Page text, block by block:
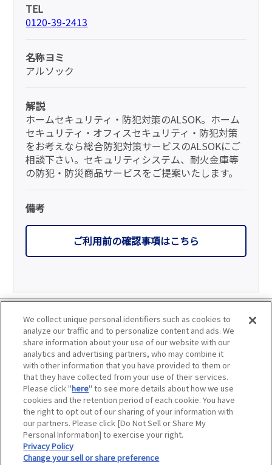
TEL
0120-39-2413
名称ヨミ
アルソック
解説
ホームセキュリティ・防犯対策のALSOK。ホーム
セキュリティ・オフィスセキュリティ・防犯対策
をお考えなら総合防犯対策サービスのALSOKにご
相談下さい。セキュリティシステム、耐火金庫等
の防犯・防災商品サービスをご提案いたします。
備考
ご利用前の確認事項はこちら
個人情報の取り扱いについて
会員優待サービスの提携をご検討の方へ
JAFホームページ
©
We collect unique personal identifiers such as cookies to
analyze our traffic and to personalize content and ads. We
share information about your use of our website with our
analytics and advertising partners, who may combine it
with other information that you have provided to them or
that they have collected from your use of their services.
Please click "here" to see more details about how we use
cookies and the retention period of each cookie. You have
the right to opt out of our sharing of your information with
our partners. Please click [Do Not Sell or Share My
Personal Information] to exercise your right.
Privacy Policy
Change your sell or share preference